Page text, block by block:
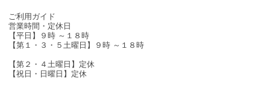
ご利用ガイド
営業時間・定休日
【平日】９時 ～１８時
【第１・３・５土曜日】９時 ～１８時
【第２・４土曜日】定休
【祝日・日曜日】定休